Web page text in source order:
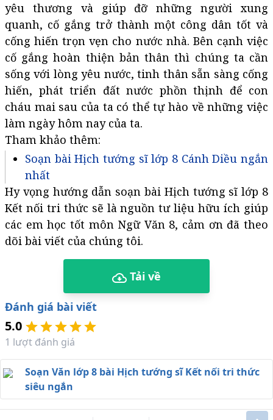
yêu thương và giúp đỡ những người xung
quanh, cố gắng trở thành một công dân tốt và
cống hiến trọn vẹn cho nước nhà. Bên cạnh việc
cố gắng hoàn thiện bản thân thì chúng ta cần
sống với lòng yêu nước, tinh thân sẵn sàng cống
hiến, phát triển đất nước phồn thịnh để con
cháu mai sau của ta có thể tự hào về những việc
làm ngày hôm nay của ta.
Tham khảo thêm:
Soạn bài Hịch tướng sĩ lớp 8 Cánh Diều ngắn
nhất
Hy vọng hướng dẫn soạn bài Hịch tướng sĩ lớp 8
Kết nối tri thức sẽ là nguồn tư liệu hữu ích giúp
các em học tốt môn Ngữ Văn 8, cảm ơn đã theo
dõi bài viết của chúng tôi.
Tải về
Đánh giá bài viết
5.0
1 lượt đánh giá
Soạn Văn lớp 8 bài Hịch tướng sĩ Kết nối tri thức
siêu ngắn